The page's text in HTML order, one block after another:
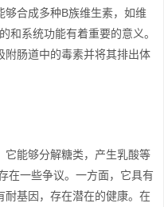
够合成多种B族维生素，如维
和系统功能有着重要的意义。
附肠道中的毒素并将其排出体
它能够分解糖类，产生乳酸等
在一些争议。一方面，它具有
耐基因，存在潜在的健康。在